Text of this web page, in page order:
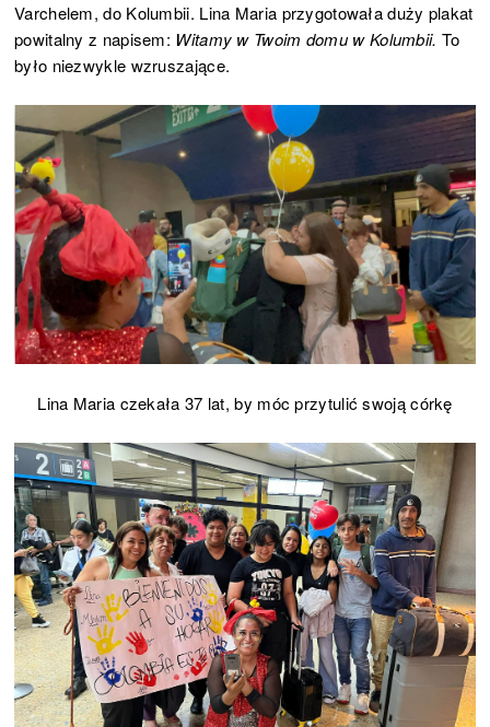
Varchelem, do Kolumbii. Lina Maria przygotowała duży plakat
powitalny z napisem: Witamy w Twoim domu w Kolumbii. To
było niezwykle wzruszające.
Lina Maria czekała 37 lat, by móc przytulić swoją córkę